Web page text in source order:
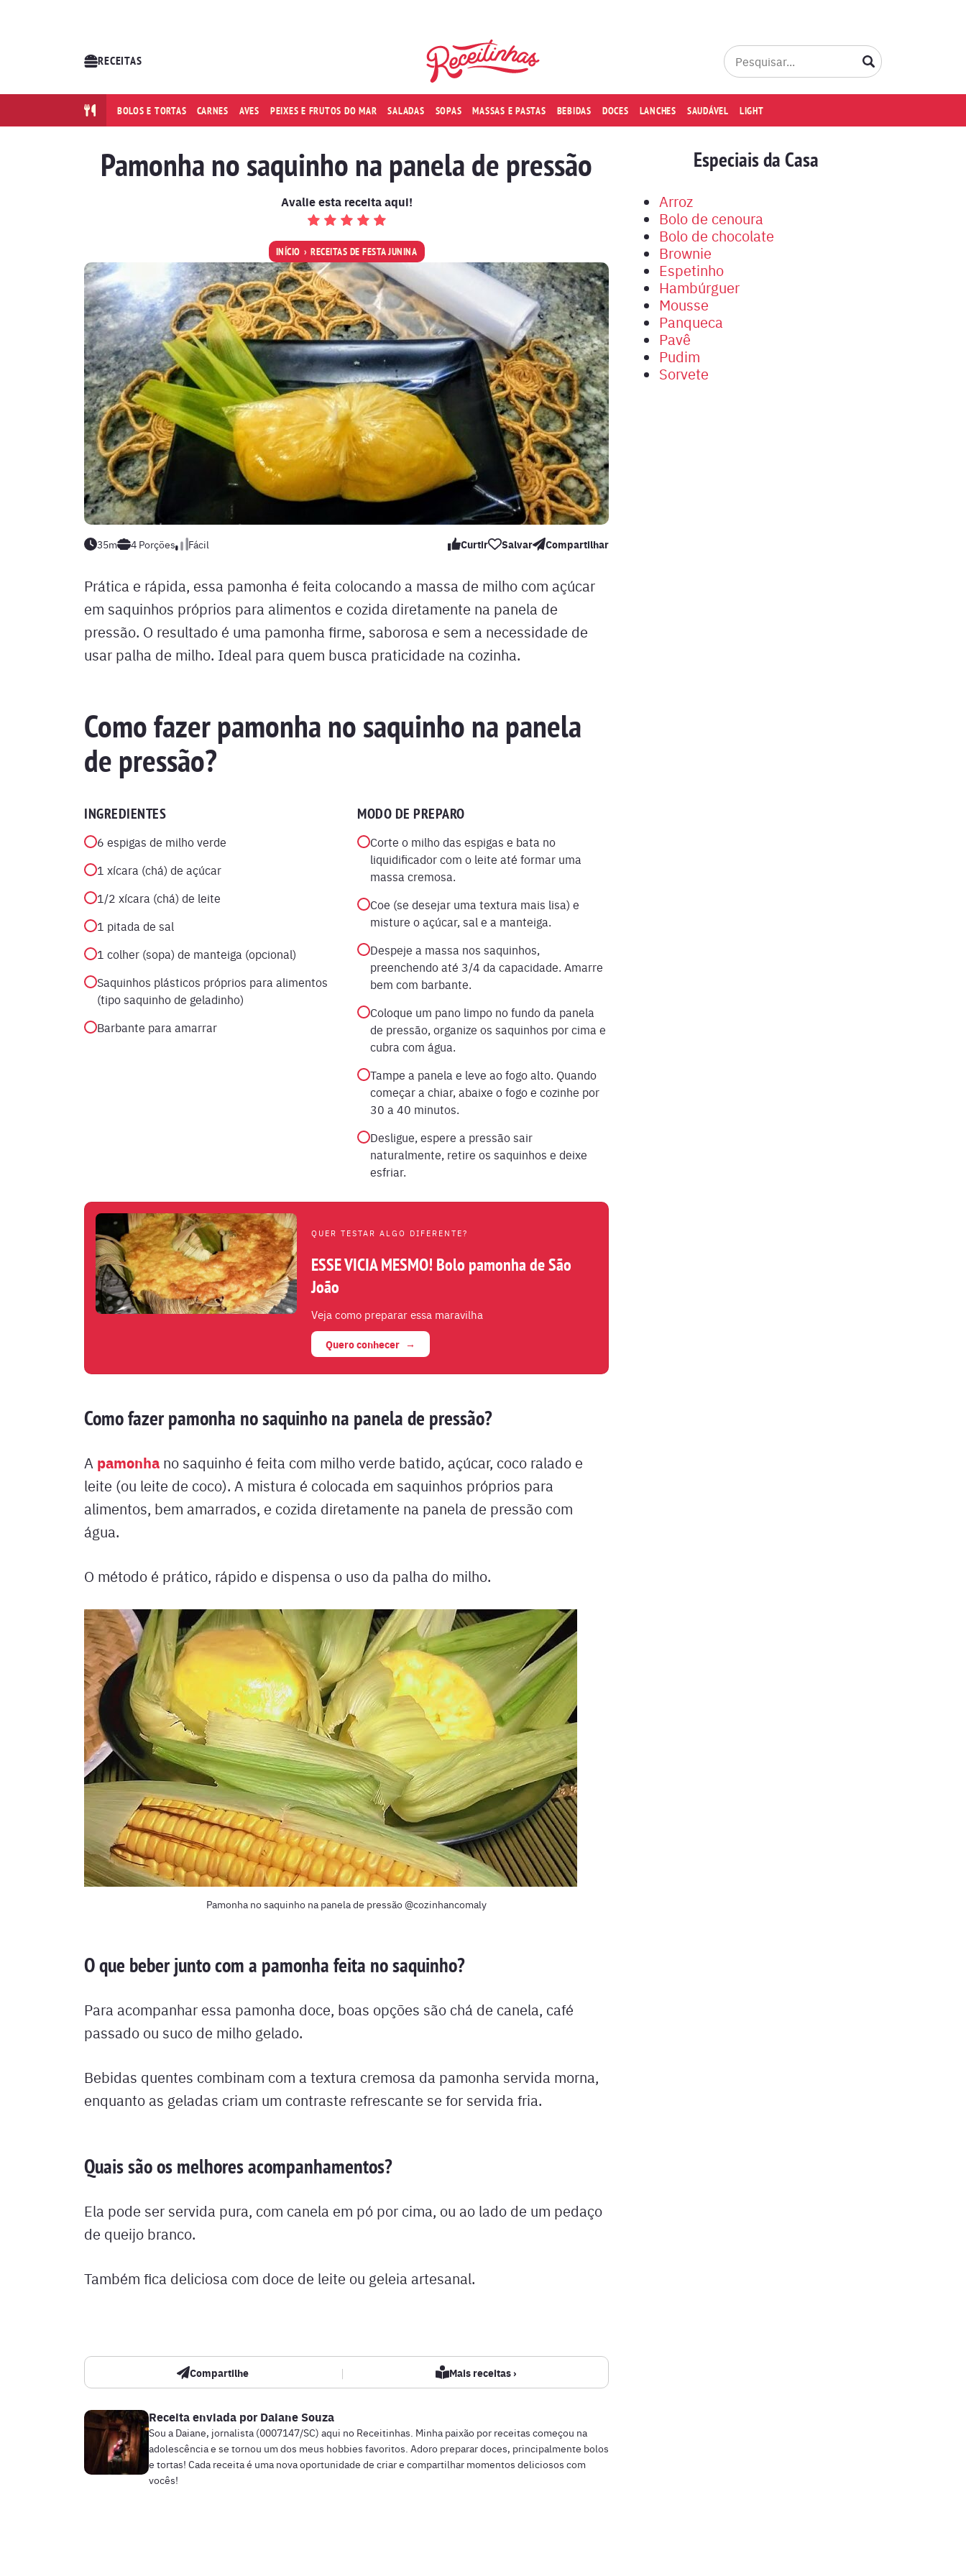
RECEITAS
BOLOS E TORTAS CARNES AVES PEIXES E FRUTOS DO MAR SALADAS SOPAS MASSAS E PASTAS BEBIDAS DOCES LANCHES SAUDÁVEL LIGHT
Pamonha no saquinho na panela de pressão
Avalie esta receita aqui!
INÍCIO RECEITAS DE FESTA JUNINA
35m 4 Porções Fácil Curtir Salvar Compartilhar
Prática e rápida, essa pamonha é feita colocando a massa de milho com açúcar
em saquinhos próprios para alimentos e cozida diretamente na panela de
pressão. O resultado é uma pamonha firme, saborosa e sem a necessidade de
usar palha de milho. Ideal para quem busca praticidade na cozinha.
Como fazer pamonha no saquinho na panela
de pressão?
INGREDIENTES
6 espigas de milho verde
1 xícara (chá) de açúcar
1/2 xícara (chá) de leite
1 pitada de sal
1 colher (sopa) de manteiga (opcional)
Saquinhos plásticos próprios para alimentos
(tipo saquinho de geladinho)
Barbante para amarrar
MODO DE PREPARO
Corte o milho das espigas e bata no
liquidificador com o leite até formar uma
massa cremosa.
Coe (se desejar uma textura mais lisa) e
misture o açúcar, sal e a manteiga.
Despeje a massa nos saquinhos,
preenchendo até 3/4 da capacidade. Amarre
bem com barbante.
Coloque um pano limpo no fundo da panela
de pressão, organize os saquinhos por cima e
cubra com água.
Tampe a panela e leve ao fogo alto. Quando
começar a chiar, abaixe o fogo e cozinhe por
30 a 40 minutos.
Desligue, espere a pressão sair
naturalmente, retire os saquinhos e deixe
esfriar.
QUER TESTAR ALGO DIFERENTE?
ESSE VICIA MESMO! Bolo pamonha de São
João
Veja como preparar essa maravilha
Quero conhecer
Como fazer pamonha no saquinho na panela de pressão?
A pamonha no saquinho é feita com milho verde batido, açúcar, coco ralado e
leite (ou leite de coco). A mistura é colocada em saquinhos próprios para
alimentos, bem amarrados, e cozida diretamente na panela de pressão com
água.
O método é prático, rápido e dispensa o uso da palha do milho.
Pamonha no saquinho na panela de pressão @cozinhancomaly
O que beber junto com a pamonha feita no saquinho?
Para acompanhar essa pamonha doce, boas opções são chá de canela, café
passado ou suco de milho gelado.
Bebidas quentes combinam com a textura cremosa da pamonha servida morna,
enquanto as geladas criam um contraste refrescante se for servida fria.
Quais são os melhores acompanhamentos?
Ela pode ser servida pura, com canela em pó por cima, ou ao lado de um pedaço
de queijo branco.
Também fica deliciosa com doce de leite ou geleia artesanal.
Compartilhe | Mais receitas ›
Receita enviada porDaiane Souza
Sou a Daiane, jornalista (0007147/SC) aqui no Receitinhas. Minha paixão por receitas começou na
adolescência e se tornou um dos meus hobbies favoritos. Adoro preparar doces, principalmente bolos
e tortas! Cada receita é uma nova oportunidade de criar e compartilhar momentos deliciosos com
vocês!
Especiais da Casa
Arroz
Bolo de cenoura
Bolo de chocolate
Brownie
Espetinho
Hambúrguer
Mousse
Panqueca
Pavê
Pudim
Sorvete